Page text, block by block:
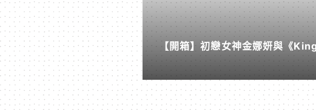
戲
｜
動
【開箱】初戀女神金娜妍與《
柒息地推出「國王燒烤節」活動